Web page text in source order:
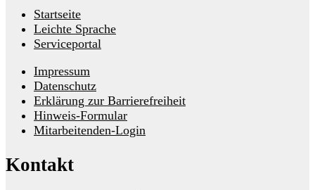
Startseite
Leichte Sprache
Serviceportal
Impressum
Datenschutz
Erklärung zur Barrierefreiheit
Hinweis-Formular
Mitarbeitenden-Login
Kontakt